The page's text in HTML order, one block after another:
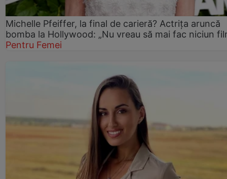
Michelle Pfeiffer, la final de carieră? Actrița aruncă
bomba la Hollywood: „Nu vreau să mai fac niciun
Pentru Femei